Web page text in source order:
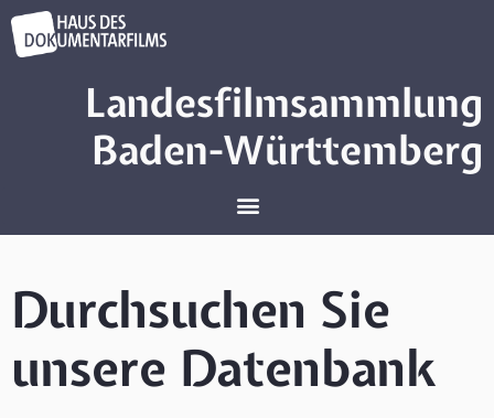
Landesfilmsammlung
Baden-Württemberg
Durchsuchen Sie
unsere Datenbank